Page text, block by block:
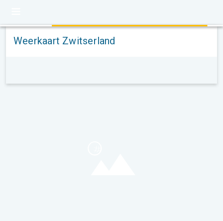
Weerkaart Zwitserland